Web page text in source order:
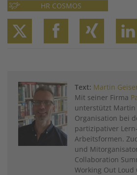
HR COSMOS
TwitterFacebook
XING
Text: Martin
Mit seiner Firma
unterstützt Martin
Organisation bei
partizipativer
Arbeitsformen.
und
Collaboration
Working Out Loud